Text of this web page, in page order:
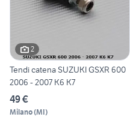
2
Tendi catena SUZUKI GSXR 600
2006 - 2007 K6 K7
49 €
Milano(MI)